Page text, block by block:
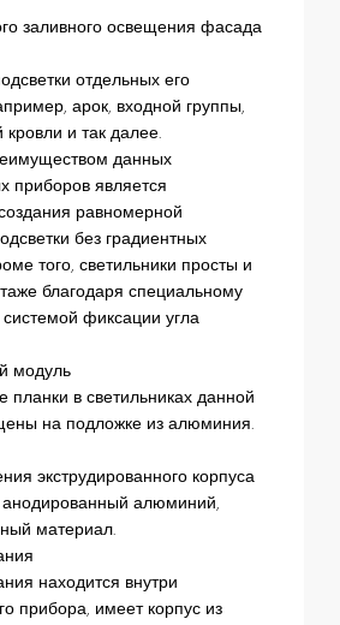
заливного освещения фасада
отдельных его
арок, входной группы,
кровли и так далее.
данных
приборов является
равномерной
без градиентных
того, светильники просты и
благодаря специальному
фиксации угла
модуль
планки в светильниках данной
на подложке из алюминия.
экструдированного корпуса
анодированный алюминий,
материал.
находится внутри
прибора, имеет корпус из